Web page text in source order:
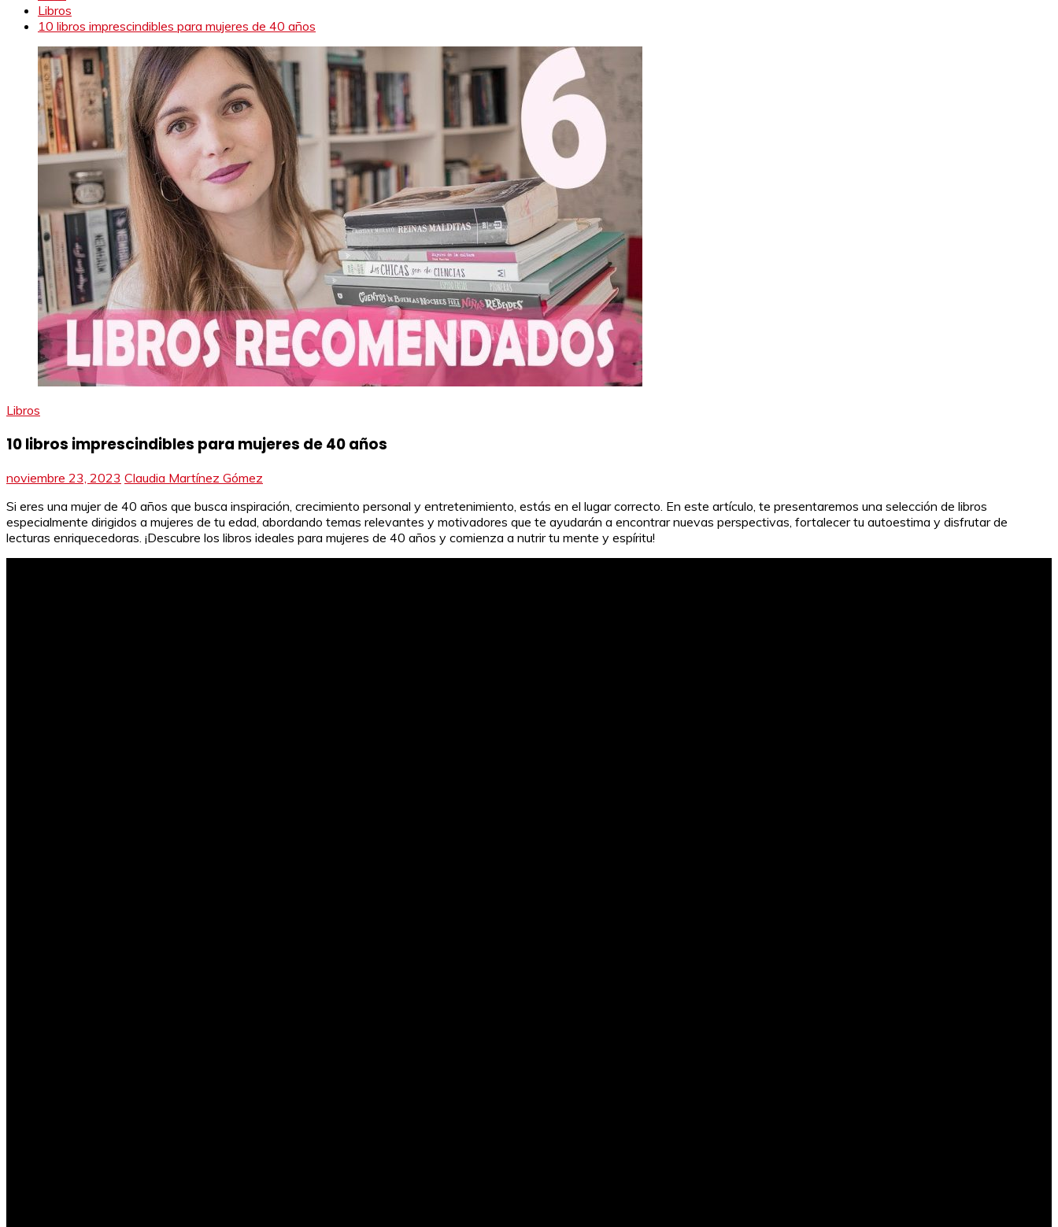
Libros
10 libros imprescindibles para mujeres de 40 años
Libros
10 libros imprescindibles para mujeres de 40 años
noviembre 23, 2023 Claudia Martínez Gómez
Si eres una mujer de 40 años que busca inspiración, crecimiento personal y entretenimiento, estás en el lugar correcto. En este artículo, te presentaremos una selección de libros
especialmente dirigidos a mujeres de tu edad, abordando temas relevantes y motivadores que te ayudarán a encontrar nuevas perspectivas, fortalecer tu autoestima y disfrutar de
lecturas enriquecedoras. ¡Descubre los libros ideales para mujeres de 40 años y comienza a nutrir tu mente y espíritu!